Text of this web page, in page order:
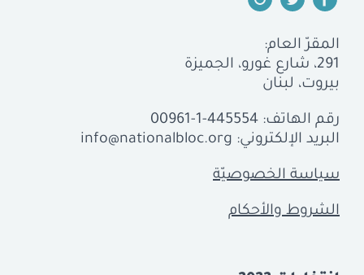
المقرّ العام:
291، شارع غورو، الجميزة
بيروت، لبنان
رقم الهاتف: 00961-1-445554
البريد الإلكتروني: info@nationalbloc.org
سياسة الخصوصيّة
الشروط والأحكام